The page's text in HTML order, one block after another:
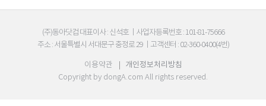
(주)동아닷컴 대표이사 : 신석호
사업자등록번호 : 101-81-75666
주소 : 서울특별시 서대문구 충정로 29
고객센터 : 02-360-0400(4번)
이용약관
개인정보처리방침
Copyright by dongA.com All rights reserved.